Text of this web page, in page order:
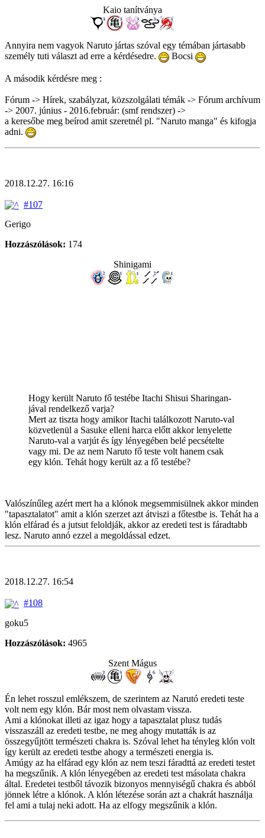
Kaio tanítványa
Annyira nem vagyok Naruto jártas szóval egy témában jártasabb
személy tuti választ ad erre a kérdésedre.
Bocsi
A második kérdésre meg :
Fórum -> Hírek, szabályzat, közszolgálati témák -> Fórum archívum
-> 2007. június - 2016.február: (smf rendszer) ->
a keresőbe meg beírod amit szeretnél pl. "Naruto manga" és kifogja
adni.
2018.12.27. 16:16
#107
Gerigo
Hozzászólások: 174
Shinigami
Hogy került Naruto fő testébe Itachi Shisui Sharingan-
jával rendelkező varja?
Mert az tiszta hogy amikor Itachi találkozott Naruto-val
közvetlenül a Sasuke elleni harca előtt akkor lenyelette
Naruto-val a varjút és így lényegében belé pecsételte
vagy mi. De az nem Naruto fő teste volt hanem csak
egy klón. Tehát hogy került az a fő testébe?
Valószínűleg azért mert ha a klónok megsemmisülnek akkor minden
"tapasztalatot" amit a klón szerzet azt átviszi a főtestbe is. Tehát ha a
klón elfárad és a jutsut feloldják, akkor az eredeti test is fáradtabb
lesz. Naruto annó ezzel a megoldással edzet.
2018.12.27. 16:54
#108
goku5
Hozzászólások: 4965
Szent Mágus
Én lehet rosszul emlékszem, de szerintem az Narutó eredeti teste
volt nem egy klón. Bár most nem olvastam vissza.
Ami a klónokat illeti az igaz hogy a tapasztalat plusz tudás
visszaszáll az eredeti testbe, ne meg ahogy mutatták is az
összegyűjtött természeti chakra is. Szóval lehet ha tényleg klón volt
így került az eredeti testbe ahogy a természeti energia is.
Amúgy az ha elfárad egy klón az nem teszi fáradttá az eredeti testet
ha megszűnik. A klón lényegében az eredeti test másolata chakra
által. Eredetei testből távozik bizonyos mennyiségű chakra és abból
jönnek létre a klónok. A klón létezése során azt a chakrát használja
fel ami a tulaj neki adott. Ha az elfogy megszűnik a klón.